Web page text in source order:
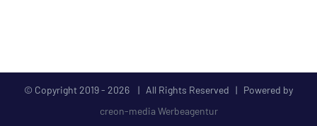
© Copyright 2019 - 2026 | All Rights Reserved | Powered by
creon-media Werbeagentur